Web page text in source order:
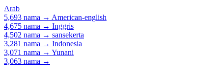
Arab
5,693 nama → American-english
4,675 nama → Inggris
4,502 nama → sansekerta
3,281 nama → Indonesia
3,071 nama → Yunani
3,063 nama →